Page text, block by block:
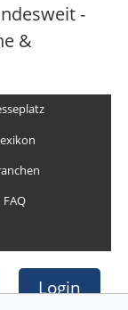
-
&
FAQ
Login